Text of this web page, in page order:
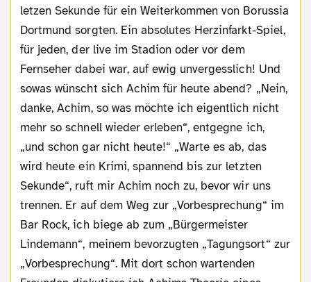
letzen Sekunde für ein Weiterkommen von Borussia
Dortmund sorgten. Ein absolutes Herzinfarkt-Spiel,
für jeden, der live im Stadion oder vor dem
Fernseher dabei war, auf ewig unvergesslich! Und
sowas wünscht sich Achim für heute abend? „Nein,
danke, Achim, so was möchte ich eigentlich nicht
mehr so schnell wieder erleben“, entgegne ich,
„und schon gar nicht heute!“ „Warte es ab, das
wird heute ein Krimi, spannend bis zur letzten
Sekunde“, ruft mir Achim noch zu, bevor wir uns
trennen. Er auf dem Weg zur „Vorbesprechung“ im
Bar Rock, ich biege ab zum „Bürgermeister
Lindemann“, meinem bevorzugten „Tagungsort“ zur
„Vorbesprechung“. Mit dort schon wartenden